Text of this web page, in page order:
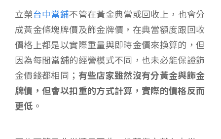
立榮台中當鋪不管在黃金典當或回收上，也會分
成黃金條塊牌價及飾金牌價，在典當額度跟回收
價格上都是以實際重量與即時金價來換算的，但
因為每間當舖的經營模式不同，也未必能保證飾
金價錢都相同； 有些店家雖然沒有分黃金與飾金
牌價，但會以扣重的方式計算，實際的價格反而
更低 。